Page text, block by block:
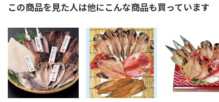
この商品を見た人は他にこんな商品も買っています